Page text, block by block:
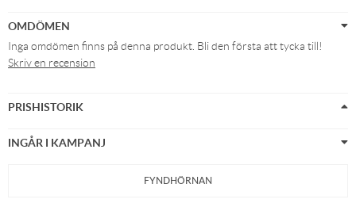
OMDÖMEN
Inga omdömen finns på denna produkt. Bli den första att tycka till!
Skriv en recension
PRISHISTORIK
INGÅR I KAMPANJ
FYNDHÖRNAN